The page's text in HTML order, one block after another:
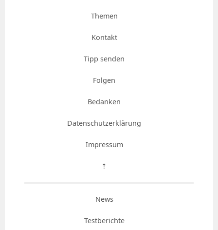
Themen
Kontakt
Tipp senden
Folgen
Bedanken
Datenschutzerklärung
Impressum
⇡
News
Testberichte